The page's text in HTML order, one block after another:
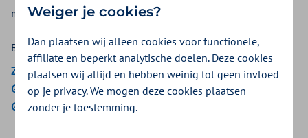
mantelzorg krijgen vanuit de aanvullende verzekering.
Bekijk de vergoedingen van:
Zilveren Kruis
Gemeenten Optimaal
Gemeente Amsterdam
Weiger je cookies?
Dan plaatsen wij alleen cookies voor functionele,
affiliate en beperkt analytische doelen. Deze cookies
plaatsen wij altijd en hebben weinig tot geen invloed
op je privacy. We mogen deze cookies plaatsen
zonder je toestemming.